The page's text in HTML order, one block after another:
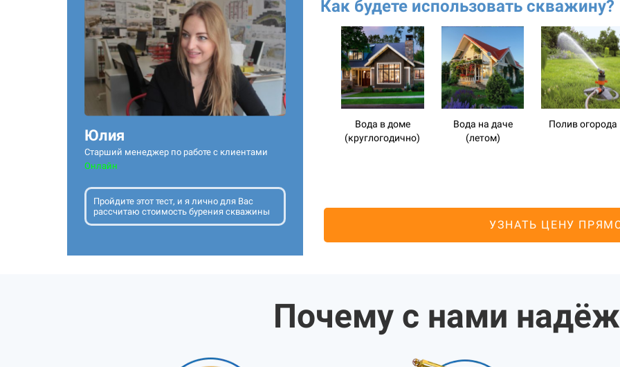
Юлия
Старший менеджер по работе с клиентами
Онлайн
Пройдите этот тест, и я лично для Вас
рассчитаю стоимость бурения скважины
Как будете использовать скважину?
Вода в доме
(круглогодично)
Вода на даче
(летом)
Полив огорода
УЗНАТЬ ЦЕНУ
Почему с нами